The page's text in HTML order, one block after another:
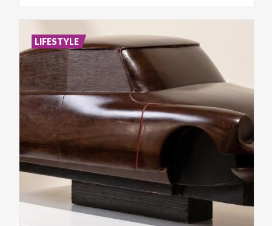
LIFESTYLE